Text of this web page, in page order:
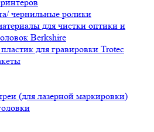
чернильные ролики
для чистки оптики и
Berkshire
для гравировки Trotec
(для лазерной маркировки)